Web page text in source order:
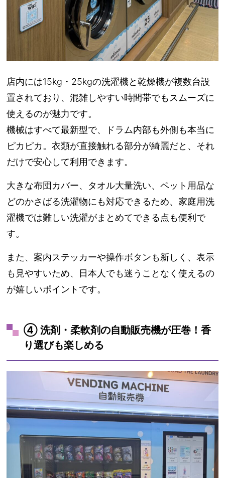
店内には15kg・25kgの洗濯機と乾燥機が複数台設
置されており、混雑しやすい時間帯でもスムーズに
使えるのが魅力です。
機械はすべて最新型で、ドラム内部も外側も本当に
ピカピカ。衣類が直接触れる部分が綺麗だと、それ
だけで安心して利用できます。
大きな布団カバー、タオル大量洗い、ペット用品な
どのかさばる洗濯物にも対応できるため、家庭用洗
濯機では難しい洗濯がまとめてできる点も便利で
す。
また、案内ステッカーや操作ボタンも新しく、表示
も見やすいため、日本人でも迷うことなく使えるの
が嬉しいポイントです。
④ 洗剤・柔軟剤の自動販売機が圧巻！香
り選びも楽しめる